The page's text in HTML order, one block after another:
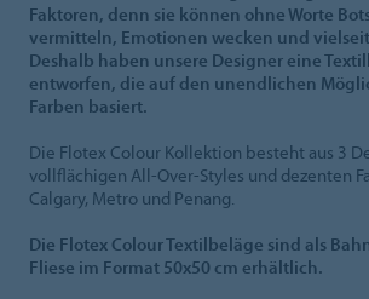
Faktoren, denn sie können ohne Worte
vermitteln, Emotionen wecken und
Deshalb haben unsere Designer eine
entworfen, die auf den unendlichen
Farben basiert.
Die Flotex Colour Kollektion besteht aus 3
vollflächigen All-Over-Styles und dezenten
Calgary, Metro und Penang.
Die Flotex Colour Textilbeläge sind als
Fliese im Format 50x50 cm erhältlich.